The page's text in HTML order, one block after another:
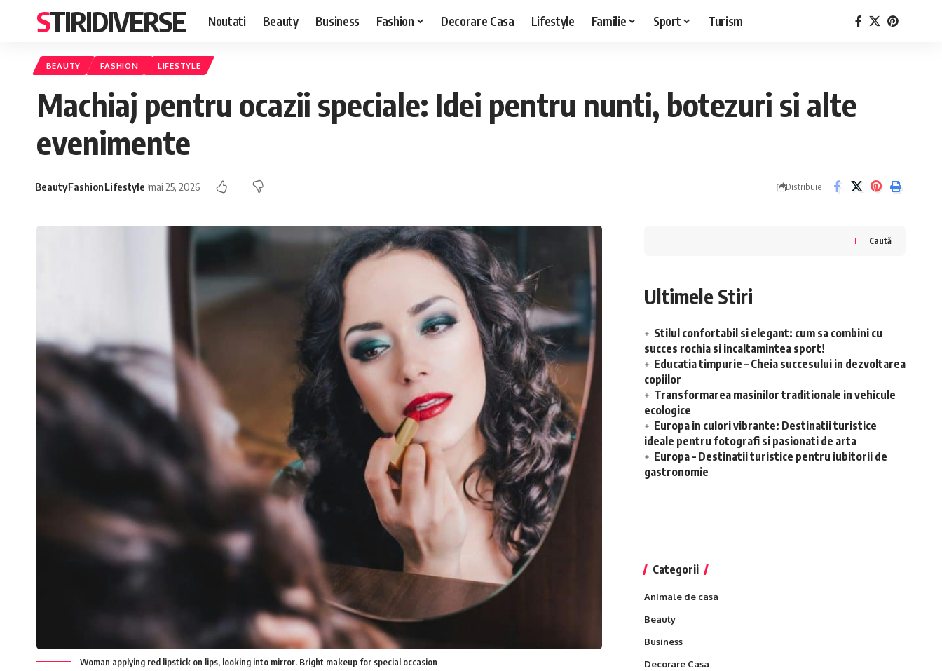
STIRIDIVERSE Noutati Beauty Business Fashion Decorare Casa Lifestyle Familie Sport Turism
BEAUTY FASHION LIFESTYLE
Machiaj pentru ocazii speciale: Idei pentru nunti, botezuri si alte
evenimente
BeautyFashionLifestyle mai 25, 2026 Distribuie
Woman applying red lipstick on lips, looking into mirror. Bright makeup for special occasion
Caută
Ultimele Stiri
Stilul confortabil si elegant: cum sa combini cu
succes rochia si incaltamintea sport!
Educatia timpurie – Cheia succesului in dezvoltarea
copiilor
Transformarea masinilor traditionale in vehicule
ecologice
Europa in culori vibrante: Destinatii turistice
ideale pentru fotografi si pasionati de arta
Europa – Destinatii turistice pentru iubitorii de
gastronomie
Categorii
Animale de casa
Beauty
Business
Decorare Casa